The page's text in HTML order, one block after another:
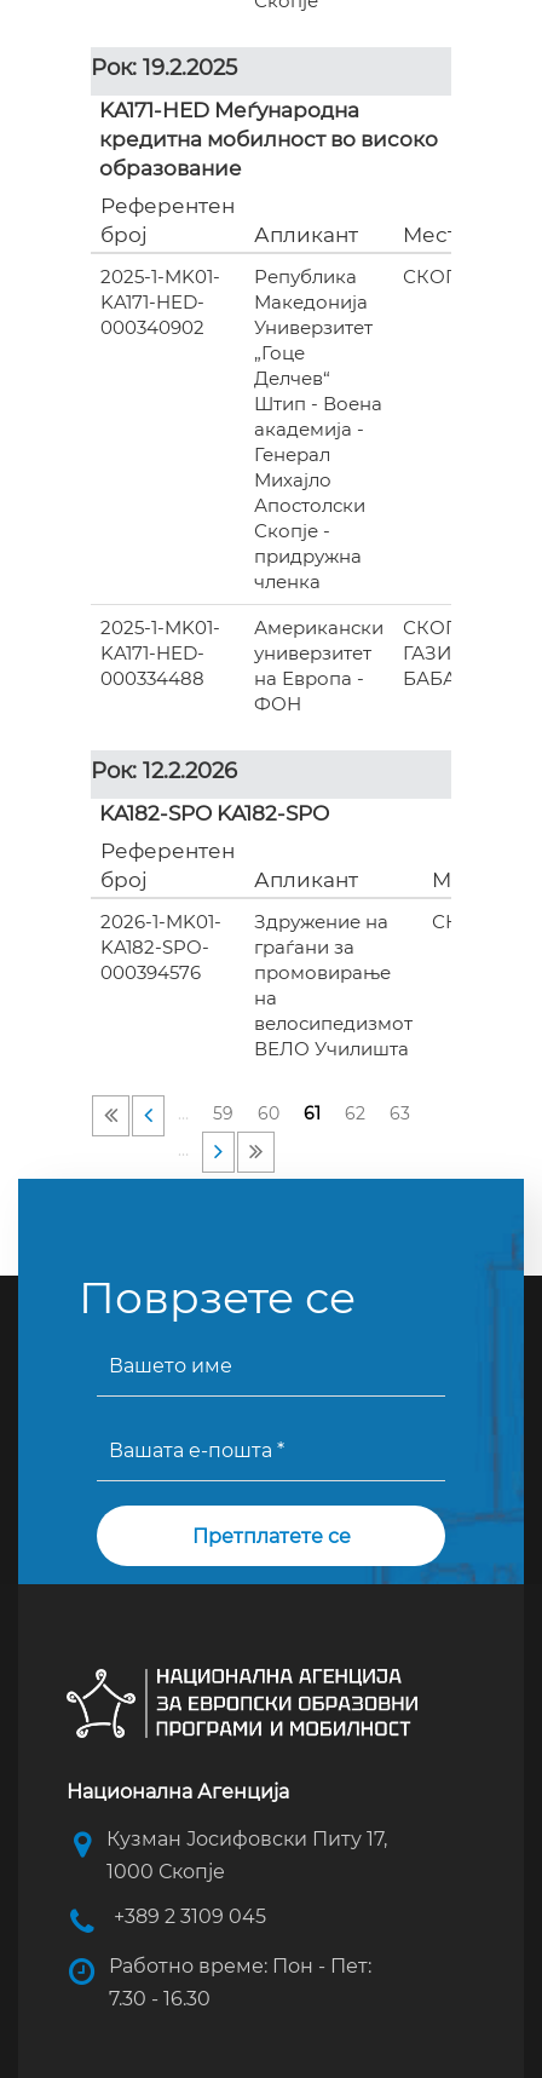
Рок: 19.2.2025
KA171-HED Меѓународна
кредитна мобилност во високо
образование
Референтен
број
Апликант Место
2025-1-MK01-
KA171-HED-
000340902
Република
Македонија
Универзитет
„Гоце
Делчев“
Штип - Воена
академија -
Генерал
Михајло
Апостолски
Скопје -
придружна
членка
СКОПЈЕ
2025-1-MK01-
KA171-HED-
000334488
Американски
универзитет
на Европа -
ФОН
СКОПЈЕ-
ГАЗИ
БАБА
Рок: 12.2.2026
KA182-SPO KA182-SPO
Референтен
број
Апликант Место
2026-1-MK01-
KA182-SPO-
000394576
Здружение на
граѓани за
промовирање
на
велосипедизмот
ВЕЛО Училишта
СКОПЈЕ
… 59 60 61 62
63
…
Поврзете се
Национална Агенција
Кузман Јосифовски Питу 17,
1000 Скопје
+389 2 3109 045
Работно време: Пон - Пет:
7.30 - 16.30